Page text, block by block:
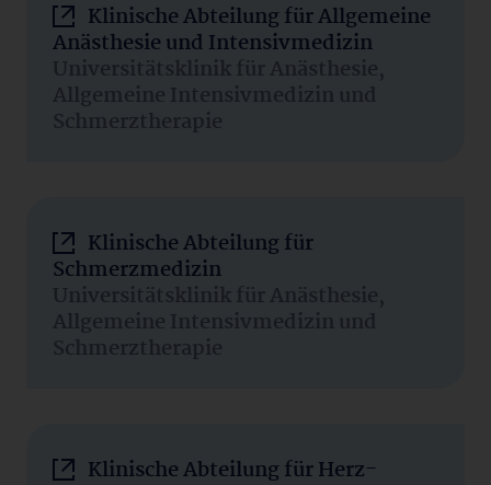
Klinische Abteilung für Allgemeine
Anästhesie und Intensivmedizin
Universitätsklinik für Anästhesie,
Allgemeine Intensivmedizin und
Schmerztherapie
Klinische Abteilung für
Schmerzmedizin
Universitätsklinik für Anästhesie,
Allgemeine Intensivmedizin und
Schmerztherapie
Klinische Abteilung für Herz-